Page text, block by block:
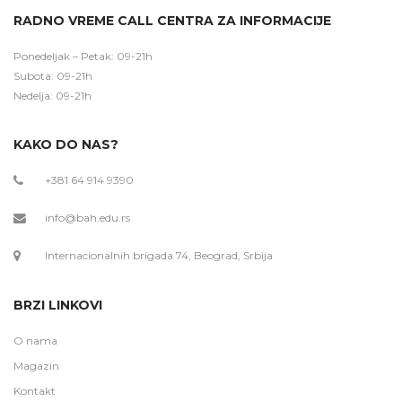
RADNO VREME CALL CENTRA ZA INFORMACIJE
Ponedeljak – Petak: 09-21h
Subota: 09-21h
Nedelja: 09-21h
KAKO DO NAS?
+381 64 914 9390
info@bah.edu.rs
Internacionalnih brigada 74, Beograd, Srbija
BRZI LINKOVI
O nama
Magazin
Kontakt